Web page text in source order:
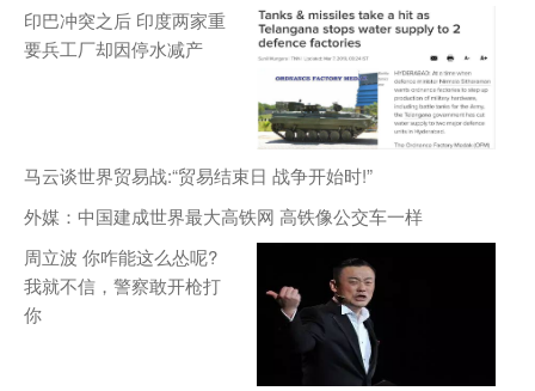
印巴冲突之后 印度两家重
要兵工厂却因停水减产
马云谈世界贸易战:“贸易结束日 战争开始时!”
外媒：中国建成世界最大高铁网 高铁像公交车一样
周立波 你咋能这么怂呢?
我就不信，警察敢开枪打
你